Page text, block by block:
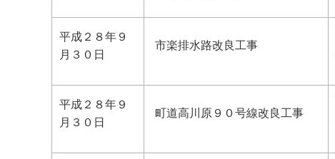
平成２８年９
月３０日
市楽排水路改良工事
平成２８年９
月３０日
町道高川原９０号線改良工事